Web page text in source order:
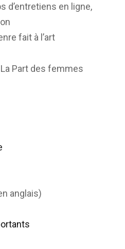
d’entretiens en ligne,
fait à l’art
La Part des femmes
anglais)